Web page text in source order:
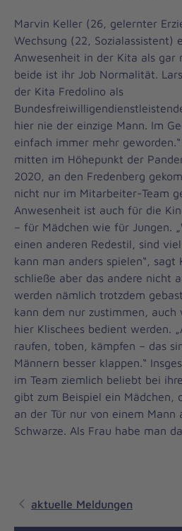
Marvin Keller (26, gelernter
Wechsung (22, Sozialassistent)
Anwesenheit in der Kita als gar
beide ist ihr Job Normalität.
der Kita Fredolino als
hier nie der einzige Mann. Im
einfach immer mehr
mitten im Höhepunkt der
2020, an den Fredenberg
nicht nur im Mitarbeiter-Team
Anwesenheit ist auch für die
– für Mädchen wie für Jungen.
einen anderen Redestil, sind
kann man anders spielen“, sagt
schließe aber das andere nicht
werden nämlich trotzdem
kann dem nur zustimmen, auch
hier Klischees bedient werden.
raufen, toben, kämpfen – das
Männern besser klappen.“
im Team ziemlich beliebt bei
gibt zum Beispiel ein Mädchen,
an der Tür nur von einem Mann
Schwarze. Als Frau habe man
aktuelle Meldungen